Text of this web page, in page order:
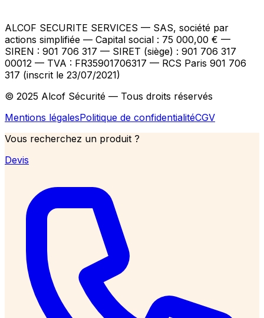
ALCOF SECURITE SERVICES — SAS, société par
actions simplifiée — Capital social : 75 000,00 € —
SIREN : 901 706 317 — SIRET (siège) : 901 706 317
00012 — TVA : FR35901706317 — RCS Paris 901 706
317 (inscrit le 23/07/2021)
© 2025 Alcof Sécurité — Tous droits réservés
Mentions légalesPolitique de confidentialitéCGV
Vous recherchez un produit ?
Devis